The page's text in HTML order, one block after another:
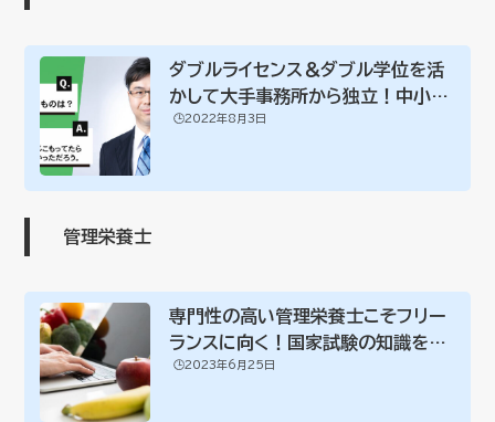
ダブルライセンス＆ダブル学位を活
かして大手事務所から独立！中小企
業診断士・弁...
🕒️2022年8月3日
管理栄養士
専門性の高い管理栄養士こそフリー
ランスに向く！国家試験の知識を積
極的に
🕒️2023年6月25日